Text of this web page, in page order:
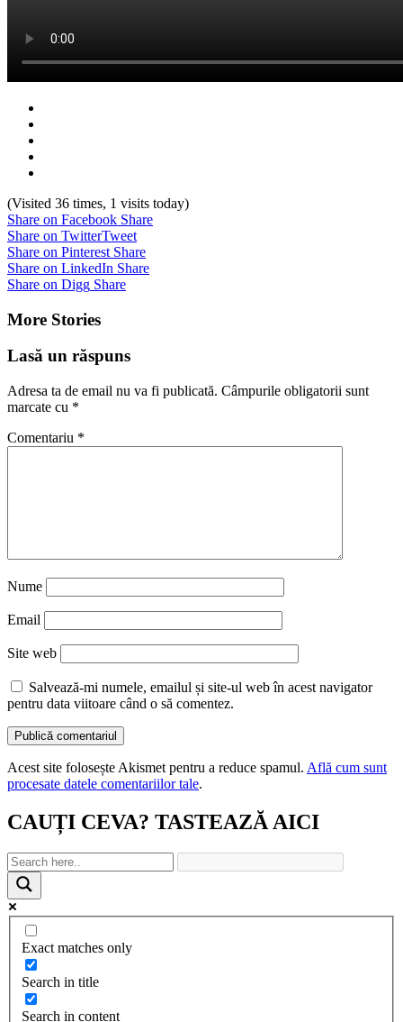
(Visited 36 times, 1 visits today)
Share on Facebook Share
Share on TwitterTweet
Share on Pinterest Share
Share on LinkedIn Share
Share on Digg Share
More Stories
Lasă un răspuns
Adresa ta de email nu va fi publicată. Câmpurile obligatorii sunt
marcate cu *
Comentariu *
Nume
Email
Site web
Salvează-mi numele, emailul și site-ul web în acest navigator
pentru data viitoare când o să comentez.
Acest site folosește Akismet pentru a reduce spamul. Află cum sunt
procesate datele comentariilor tale.
CAUȚI CEVA? TASTEAZĂ AICI
Exact matches only
Search in title
Search in content